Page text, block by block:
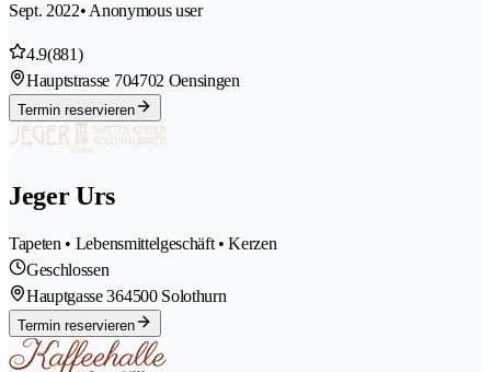
Sept. 2022• Anonymous user
4.9(881)
Hauptstrasse 704702 Oensingen
Termin reservieren
Jeger Urs
Tapeten • Lebensmittelgeschäft • Kerzen
Geschlossen
Hauptgasse 364500 Solothurn
Termin reservieren